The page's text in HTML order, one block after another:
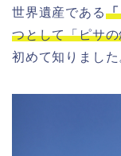
世界遺産である
つとして「ピサ
初めて知りまし